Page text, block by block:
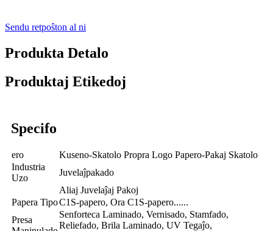
Sendu retpoŝton al ni
Produkta Detalo
Produktaj Etikedoj
Specifo
ero
Kuseno-Skatolo Propra Logo Papero-Pakaj Skatolo
Industria
Uzo
Juvelaĵpakado
Aliaj Juvelaĵaj Pakoj
Papera TipoC1S-papero, Ora C1S-papero......
Presa
Senforteca Laminado, Vernisado, Stamfado,
Reliefado, Brila Laminado, UV Tegaĵo,